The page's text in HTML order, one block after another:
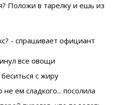
Положи в тарелку и ешь из
- спрашивает официант
все овощи
с жиру
ем сладкого... посолила